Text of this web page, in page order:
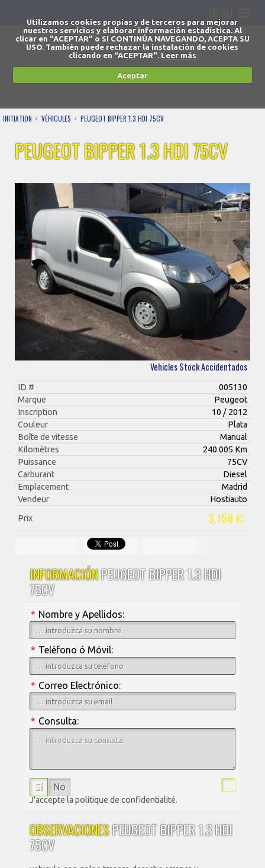
Utilizamos cookies propias y de terceros para mejorar
nuestros servicios y elaborar información estadística. Al
clicar en "ACEPTAR" o SI CONTINÚA NAVEGANDO, ACEPTA SU
USO. También puede rechazar la instalación de cookies
clicando en “ACEPTAR". Leer más
Aceptar
INITIATION VÉHICULES PEUGEOT BIPPER 1.3 HDI 75CV
PEUGEOT BIPPER 1.3 HDI 75CV
Vehicles Stock Accidentados
ID #
005130
Marque
Peugeot
Inscription
10 / 2012
Couleur
Plata
Boîte de vitesse
Manual
Kilomètres
240.005 Km
Puissance
75CV
Carburant
Diesel
Emplacement
Madrid
Vendeur
Hostiauto
Prix
3.150 €
INFORMACIÓNPEUGEOT BIPPER 1.3 HDI
75CV
Nombre y Apellidos:
*
Teléfono ó Móvil:
*
Correo Electrónico:
*
Consulta:
*
Sí No
J'accepte la politique de confidentialité.
OBSERVACIONESPEUGEOT BIPPER 1.3 HDI
75CV